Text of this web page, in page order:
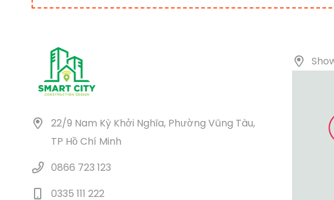
22/9 Nam Kỳ Khởi Nghĩa, Phường Vũng Tàu,
TP Hồ Chí Minh
0866 723 123
0335 111 222